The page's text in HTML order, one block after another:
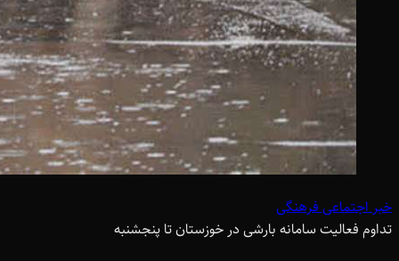
خبر اجتماعی فرهنگی
تداوم فعالیت سامانه بارشی در خوزستان تا پنجشنبه